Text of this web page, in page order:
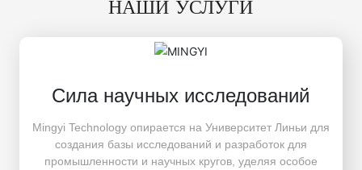
НАШИ УСЛУГИ
Сила научных исследований
Mingyi Technology опирается на Университет Линьи для
создания базы исследований и разработок для
промышленности и научных кругов, уделяя особое